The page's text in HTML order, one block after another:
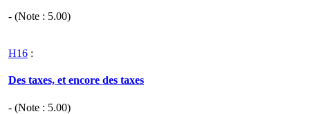
- (Note : 5.00)
H16 :
Des taxes, et encore des taxes
- (Note : 5.00)